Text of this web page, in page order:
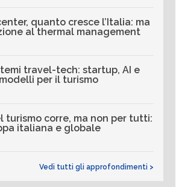
quanto cresce l’Italia: ma
al thermal management
travel-tech: startup, AI e
per il turismo
turismo corre, ma non per tutti:
italiana e globale
Vedi tutti gli approfondimenti >